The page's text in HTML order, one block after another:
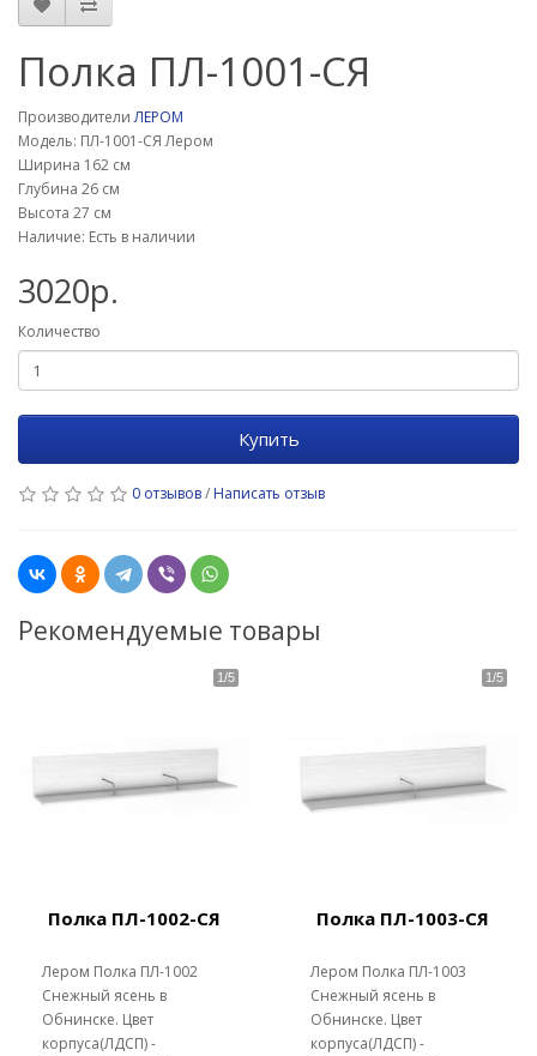
Полка ПЛ-1001-СЯ
ПроизводителиЛЕРОМ
Модель: ПЛ-1001-СЯ Лером
Ширина 162 см
Глубина 26 см
Высота 27 см
Наличие: Есть в наличии
3020р.
Количество
Купить
0 отзывов/ Написать отзыв
Рекомендуемые товары
Полка ПЛ-1002-СЯ
Лером Полка ПЛ-1002
Снежный ясень в
Обнинске. Цвет
корпуса(ЛДСП) -
Полка ПЛ-1003-СЯ
Лером Полка ПЛ-1003
Снежный ясень в
Обнинске. Цвет
корпуса(ЛДСП) -